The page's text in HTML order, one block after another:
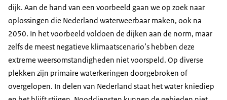
dijk. Aan de hand van een voorbeeld gaan we op zoek naar
oplossingen die Nederland waterweerbaar maken, ook na
2050. In het voorbeeld voldoen de dijken aan de norm, maar
zelfs de meest negatieve klimaatscenario’s hebben deze
extreme weersomstandigheden niet voorspeld. Op diverse
plekken zijn primaire waterkeringen doorgebroken of
overgelopen. In delen van Nederland staat het water kniediep